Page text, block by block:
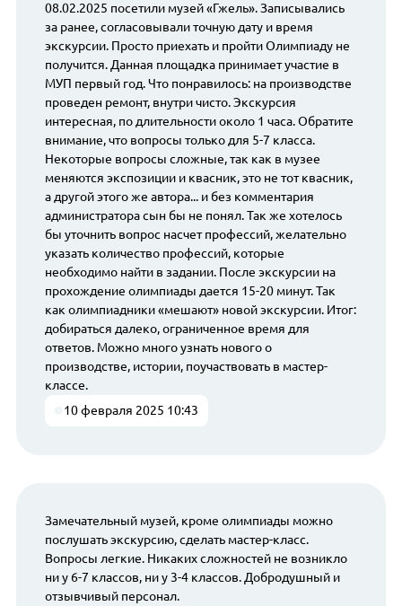
08.02.2025 посетили музей «Гжель». Записывались
за ранее, согласовывали точную дату и время
экскурсии. Просто приехать и пройти Олимпиаду не
получится. Данная площадка принимает участие в
МУП первый год. Что понравилось: на производстве
проведен ремонт, внутри чисто. Экскурсия
интересная, по длительности около 1 часа. Обратите
внимание, что вопросы только для 5-7 класса.
Некоторые вопросы сложные, так как в музее
меняются экспозиции и квасник, это не тот квасник,
а другой этого же автора... и без комментария
администратора сын бы не понял. Так же хотелось
бы уточнить вопрос насчет профессий, желательно
указать количество профессий, которые
необходимо найти в задании. После экскурсии на
прохождение олимпиады дается 15-20 минут. Так
как олимпиадники «мешают» новой экскурсии. Итог:
добираться далеко, ограниченное время для
ответов. Можно много узнать нового о
производстве, истории, поучаствовать в мастер-
классе.
10 февраля 2025 10:43
Замечательный музей, кроме олимпиады можно
послушать экскурсию, сделать мастер-класс.
Вопросы легкие. Никаких сложностей не возникло
ни у 6-7 классов, ни у 3-4 классов. Добродушный и
отзывчивый персонал.